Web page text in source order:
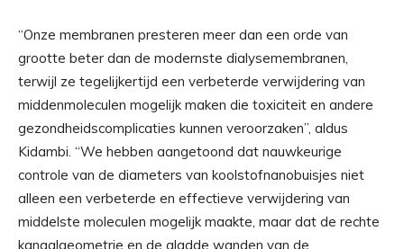
“Onze membranen presteren meer dan een orde van
grootte beter dan de modernste dialysemembranen,
terwijl ze tegelijkertijd een verbeterde verwijdering van
middenmoleculen mogelijk maken die toxiciteit en andere
gezondheidscomplicaties kunnen veroorzaken”, aldus
Kidambi. “We hebben aangetoond dat nauwkeurige
controle van de diameters van koolstofnanobuisjes niet
alleen een verbeterde en effectieve verwijdering van
middelste moleculen mogelijk maakte, maar dat de rechte
kanaalgeometrie en de gladde wanden van de